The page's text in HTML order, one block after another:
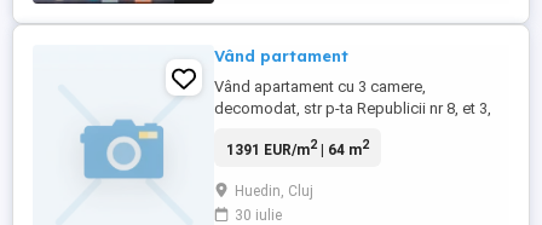
Vând partament
Vând apartament cu 3 camere,
decomodat, str p-ta Republicii nr 8, et 3,
Telefon
1391 EUR/m2| 64 m2
Huedin, Cluj
30 iulie